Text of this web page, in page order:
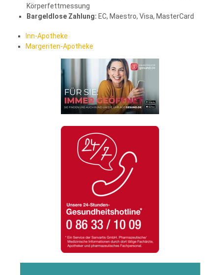
Körperfettmessung
Bargeldlose Zahlung: EC, Maestro, Visa, MasterCard
Inn-Apotheke
Margeriten-Apotheke